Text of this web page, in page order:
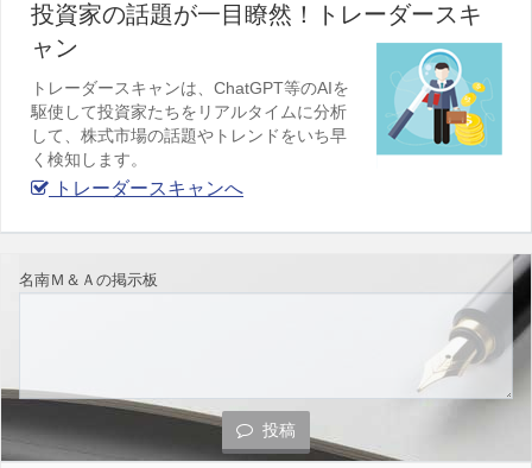
投資家の話題が一目瞭然！トレーダースキ
ャン
トレーダースキャンは、ChatGPT等のAIを
駆使して投資家たちをリアルタイムに分析
して、株式市場の話題やトレンドをいち早
く検知します。
トレーダースキャンへ
名南Ｍ＆Ａの掲示板
投稿